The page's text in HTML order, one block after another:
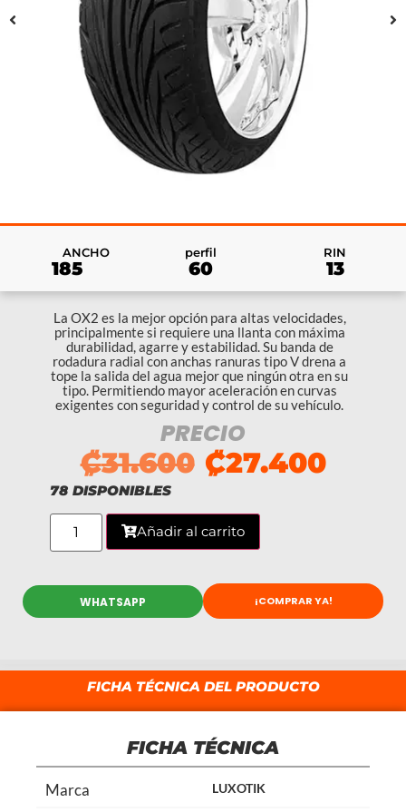
ANCHO
185
perfil
60
RIN
13
La OX2 es la mejor opción para altas velocidades,
principalmente si requiere una llanta con máxima
durabilidad, agarre y estabilidad. Su banda de
rodadura radial con anchas ranuras tipo V drena a
tope la salida del agua mejor que ningún otra en su
tipo. Permitiendo mayor aceleración en curvas
exigentes con seguridad y control de su vehículo.
PRECIO
₡31.600 ₡27.400
78 DISPONIBLES
Añadir al carrito
WHATSAPP ¡COMPRAR YA!
FICHA TÉCNICA DEL PRODUCTO
FICHA TÉCNICA
Marca LUXOTIK